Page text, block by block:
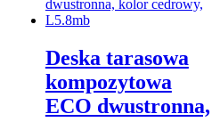
Deska tarasowa
kompozytowa
ECO dwustronna,